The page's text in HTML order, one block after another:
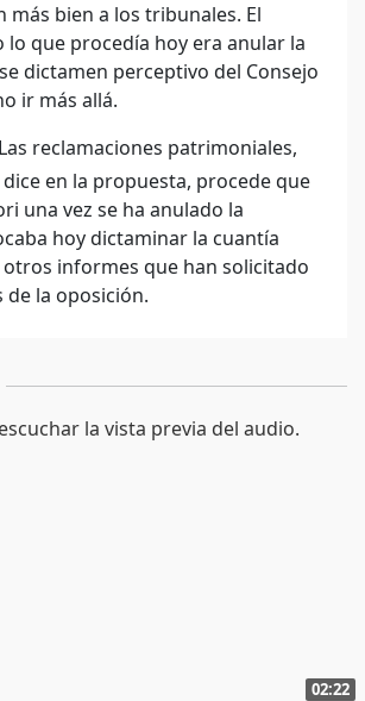
más bien a los tribunales. El
que procedía hoy era anular la
dictamen perceptivo del Consejo
ir más allá.
Las reclamaciones patrimoniales,
en la propuesta, procede que
una vez se ha anulado la
hoy dictaminar la cuantía
informes que han solicitado
de la oposición.
02:22